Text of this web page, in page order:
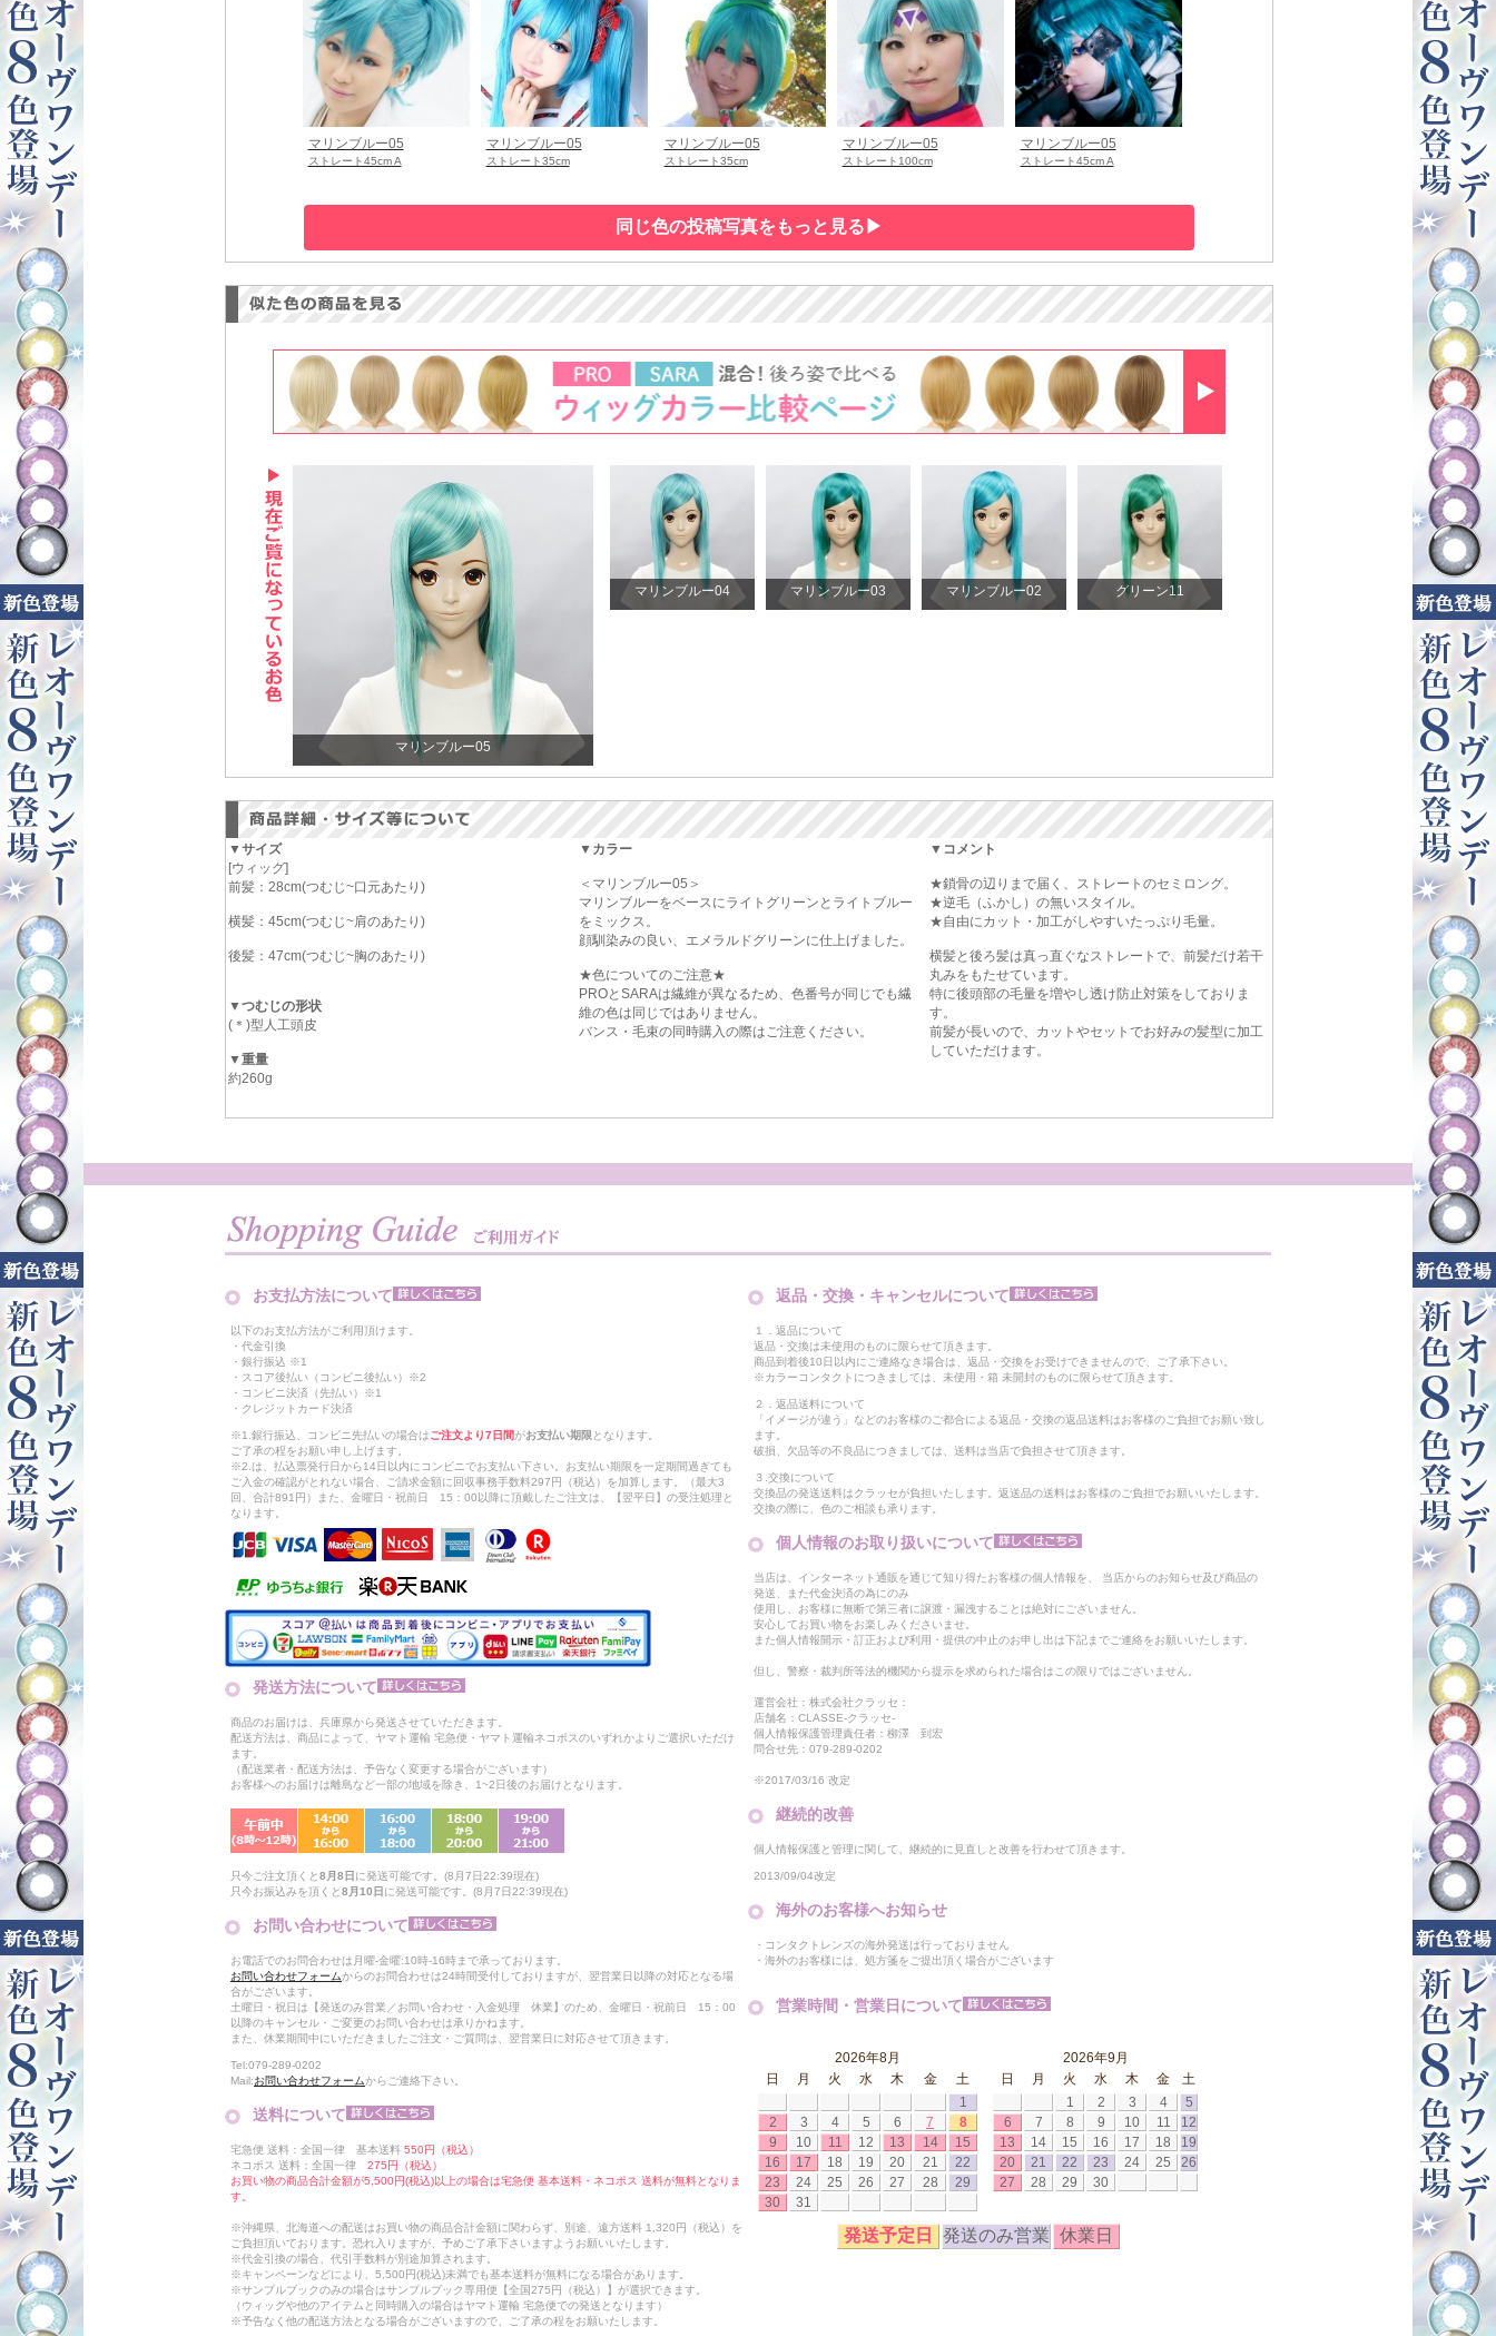
マリンブルー05
ストレート45cm A
マリンブルー05
ストレート35cm
マリンブルー05
ストレート35cm
マリンブルー05
ストレート100cm
マリンブルー05
ストレート45cm A
マリンブルー05
マリンブルー04 マリンブルー03 マリンブルー02 グリーン11
▼サイズ
[ウィッグ]
前髪：28cm(つむじ~口元あたり)
横髪：45cm(つむじ~肩のあたり)
後髪：47cm(つむじ~胸のあたり)
▼つむじの形状
(＊)型人工頭皮
▼重量
約260g
▼カラー
＜マリンブルー05＞
マリンブルーをベースにライトグリーンとライトブルー
をミックス。
顔馴染みの良い、エメラルドグリーンに仕上げました。
★色についてのご注意★
PROとSARAは繊維が異なるため、色番号が同じでも繊
維の色は同じではありません。
バンス・毛束の同時購入の際はご注意ください。
▼コメント
★鎖骨の辺りまで届く、ストレートのセミロング。
★逆毛（ふかし）の無いスタイル。
★自由にカット・加工がしやすいたっぷり毛量。
横髪と後ろ髪は真っ直ぐなストレートで、前髪だけ若干
丸みをもたせています。
特に後頭部の毛量を増やし透け防止対策をしておりま
す。
前髪が長いので、カットやセットでお好みの髪型に加工
していただけます。
お支払方法について
以下のお支払方法がご利用頂けます。
・代金引換
・銀行振込 ※1
・スコア後払い（コンビニ後払い）※2
・コンビニ決済（先払い）※1
・クレジットカード決済
※1.銀行振込、コンビニ先払いの場合はご注文より7日間がお支払い期限 となります。
ご了承の程をお願い申し上げます。
※2.は、払込票発行日から14日以内にコンビニでお支払い下さい。お支払い期限を一定期間過ぎても
ご入金の確認がとれない場合、ご請求金額に回収事務手数料297円（税込）を加算します。（最大3
回、合計891円）また、金曜日・祝前日 15：00以降に頂戴したご注文は、【翌平日】の受注処理と
なります。
発送方法について
商品のお届けは、兵庫県から発送させていただきます。
配送方法は、商品によって、ヤマト運輸 宅急便・ヤマト運輸ネコポスのいずれかよりご選択いただけ
ます。
（配送業者・配送方法は、予告なく変更する場合がございます）
お客様へのお届けは離島など一部の地域を除き、1~2日後のお届けとなります。
只今ご注文頂くと8月8日 に発送可能です。(8月7日22:39現在)
只今お振込みを頂くと8月10日 に発送可能です。(8月7日22:39現在)
お問い合わせについて
お電話でのお問合わせは月曜-金曜:10時-16時まで承っております。
お問い合わせフォームからのお問合わせは24時間受付しておりますが、翌営業日以降の対応となる場
合がございます。
土曜日・祝日は【発送のみ営業／お問い合わせ・入金処理 休業】のため、金曜日・祝前日 15：00
以降のキャンセル・ご変更のお問い合わせは承りかねます。
また、休業期間中にいただきましたご注文・ご質問は、翌営業日に対応させて頂きます。
Tel:079-289-0202
Mail:お問い合わせフォームからご連絡下さい。
送料について
宅急便 送料：全国一律 基本送料 550円（税込）
ネコポス 送料：全国一律 275円（税込）
お買い物の商品合計金額が5,500円(税込)以上の場合は宅急便 基本送料・ネコポス 送料が無料となりま
す。
※沖縄県、北海道への配送はお買い物の商品合計金額に関わらず、別途、遠方送料 1,320円（税込）を
ご負担頂いております。恐れ入りますが、予めご了承下さいますようお願いいたします。
※代金引換の場合、代引手数料が別途加算されます。
※キャンペーンなどにより、5,500円(税込)未満でも基本送料が無料になる場合があります。
※サンプルブックのみの場合はサンプルブック専用便【全国275円（税込）】が選択できます。
（ウィッグや他のアイテムと同時購入の場合はヤマト運輸 宅急便での発送となります）
※予告なく他の配送方法となる場合がございますので、ご了承の程をお願いたします。
返品・交換・キャンセルについて
１．返品について
返品・交換は未使用のものに限らせて頂きます。
商品到着後10日以内にご連絡なき場合は、返品・交換をお受けできませんので、ご了承下さい。
※カラーコンタクトにつきましては、未使用・箱 未開封のものに限らせて頂きます。
２．返品送料について
「イメージが違う」などのお客様のご都合による返品・交換の返品送料はお客様のご負担でお願い致し
ます。
破損、欠品等の不良品につきましては、送料は当店で負担させて頂きます。
３.交換について
交換品の発送送料はクラッセが負担いたします。返送品の送料はお客様のご負担でお願いいたします。
交換の際に、色のご相談も承ります。
個人情報のお取り扱いについて
当店は、インターネット通販を通じて知り得たお客様の個人情報を、 当店からのお知らせ及び商品の
発送、また代金決済の為にのみ
使用し、お客様に無断で第三者に譲渡・漏洩することは絶対にございません。
安心してお買い物をお楽しみくださいませ。
また個人情報開示・訂正および利用・提供の中止のお申し出は下記までご連絡をお願いいたします。
但し、警察・裁判所等法的機関から提示を求められた場合はこの限りではございません。
運営会社：株式会社クラッセ：
店舗名：CLASSE-クラッセ-
個人情報保護管理責任者：柳澤 到宏
問合せ先：079-289-0202
※2017/03/16 改定
継続的改善
個人情報保護と管理に関して、継続的に見直しと改善を行わせて頂きます。
2013/09/04改定
海外のお客様へお知らせ
・コンタクトレンズの海外発送は行っておりません
・海外のお客様には、処方箋をご提出頂く場合がございます
営業時間・営業日について
2026年8月
日
月 火 水 木 金
土
1
2
3 4 5 6 7
8
9
10 11 12 13 14
15
16
17 18 19 20 21
22
23
24 25 26 27 28
29
30
31
2026年9月
日
月 火 水 木 金
土
1
2 3 4
5
6
7 8 9 10 11
12
13
14 15 16 17 18
19
20
21 22 23 24 25
26
27
28 29 30
発送予定日 発送のみ営業 休業日